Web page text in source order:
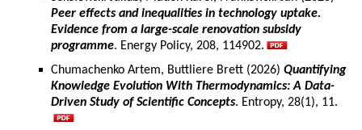
Peer effects and inequalities in technology uptake.
Evidence from a large-scale renovation subsidy
programme. Energy Policy, 208, 114902.
Chumachenko Artem, Buttliere Brett (2026) Quantifying
Knowledge Evolution With Thermodynamics: A Data-
Driven Study of Scientific Concepts. Entropy, 28(1), 11.